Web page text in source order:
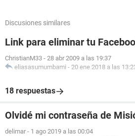
Discusiones similares
Link para eliminar tu
ChristianM33 - 28 abr 2009 a las 19:37
eliasasumumbami - 20 ene 2018 a las
18 respuestas
Olvidé mi contraseña de
delimar - 1 ago 2019 a las 00:04